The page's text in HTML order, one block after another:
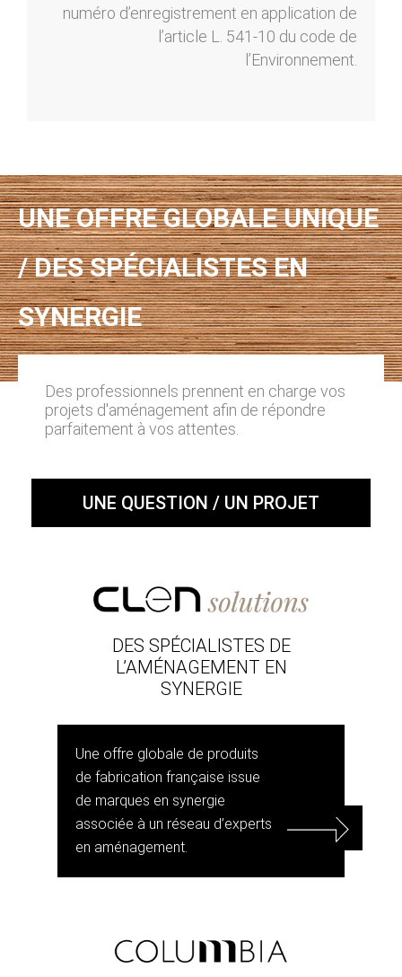
numéro d’enregistrement en application de
l’article L. 541-10 du code de
l’Environnement.
UNE OFFRE GLOBALE UNIQUE
/ DES SPÉCIALISTES EN
SYNERGIE
Des professionnels prennent en charge vos
projets d'aménagement afin de répondre
parfaitement à vos attentes.
UNE QUESTION / UN PROJET
DES SPÉCIALISTES DE
L’AMÉNAGEMENT EN
SYNERGIE
Une offre globale de produits
de fabrication française issue
de marques en synergie
associée à un réseau d’experts
en aménagement.